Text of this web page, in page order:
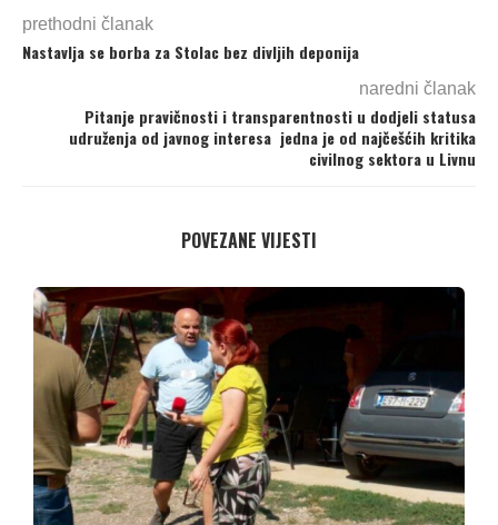
prethodni članak
Nastavlja se borba za Stolac bez divljih deponija
naredni članak
Pitanje pravičnosti i transparentnosti u dodjeli statusa
udruženja od javnog interesa jedna je od najčešćih kritika
civilnog sektora u Livnu
POVEZANE VIJESTI